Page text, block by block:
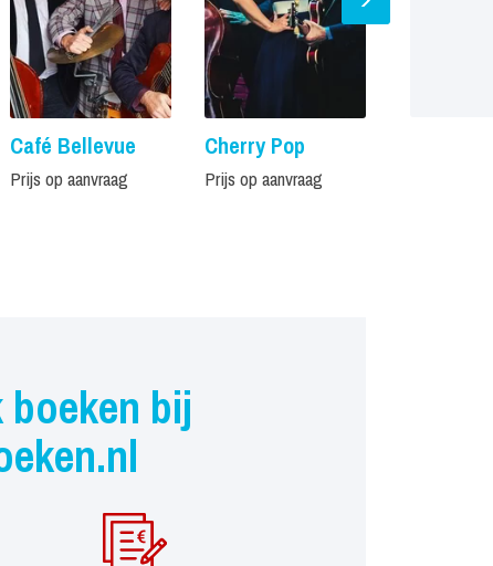
Café Bellevue
Prijs op aanvraag
Cherry Pop
Prijs op aanvraag
bij